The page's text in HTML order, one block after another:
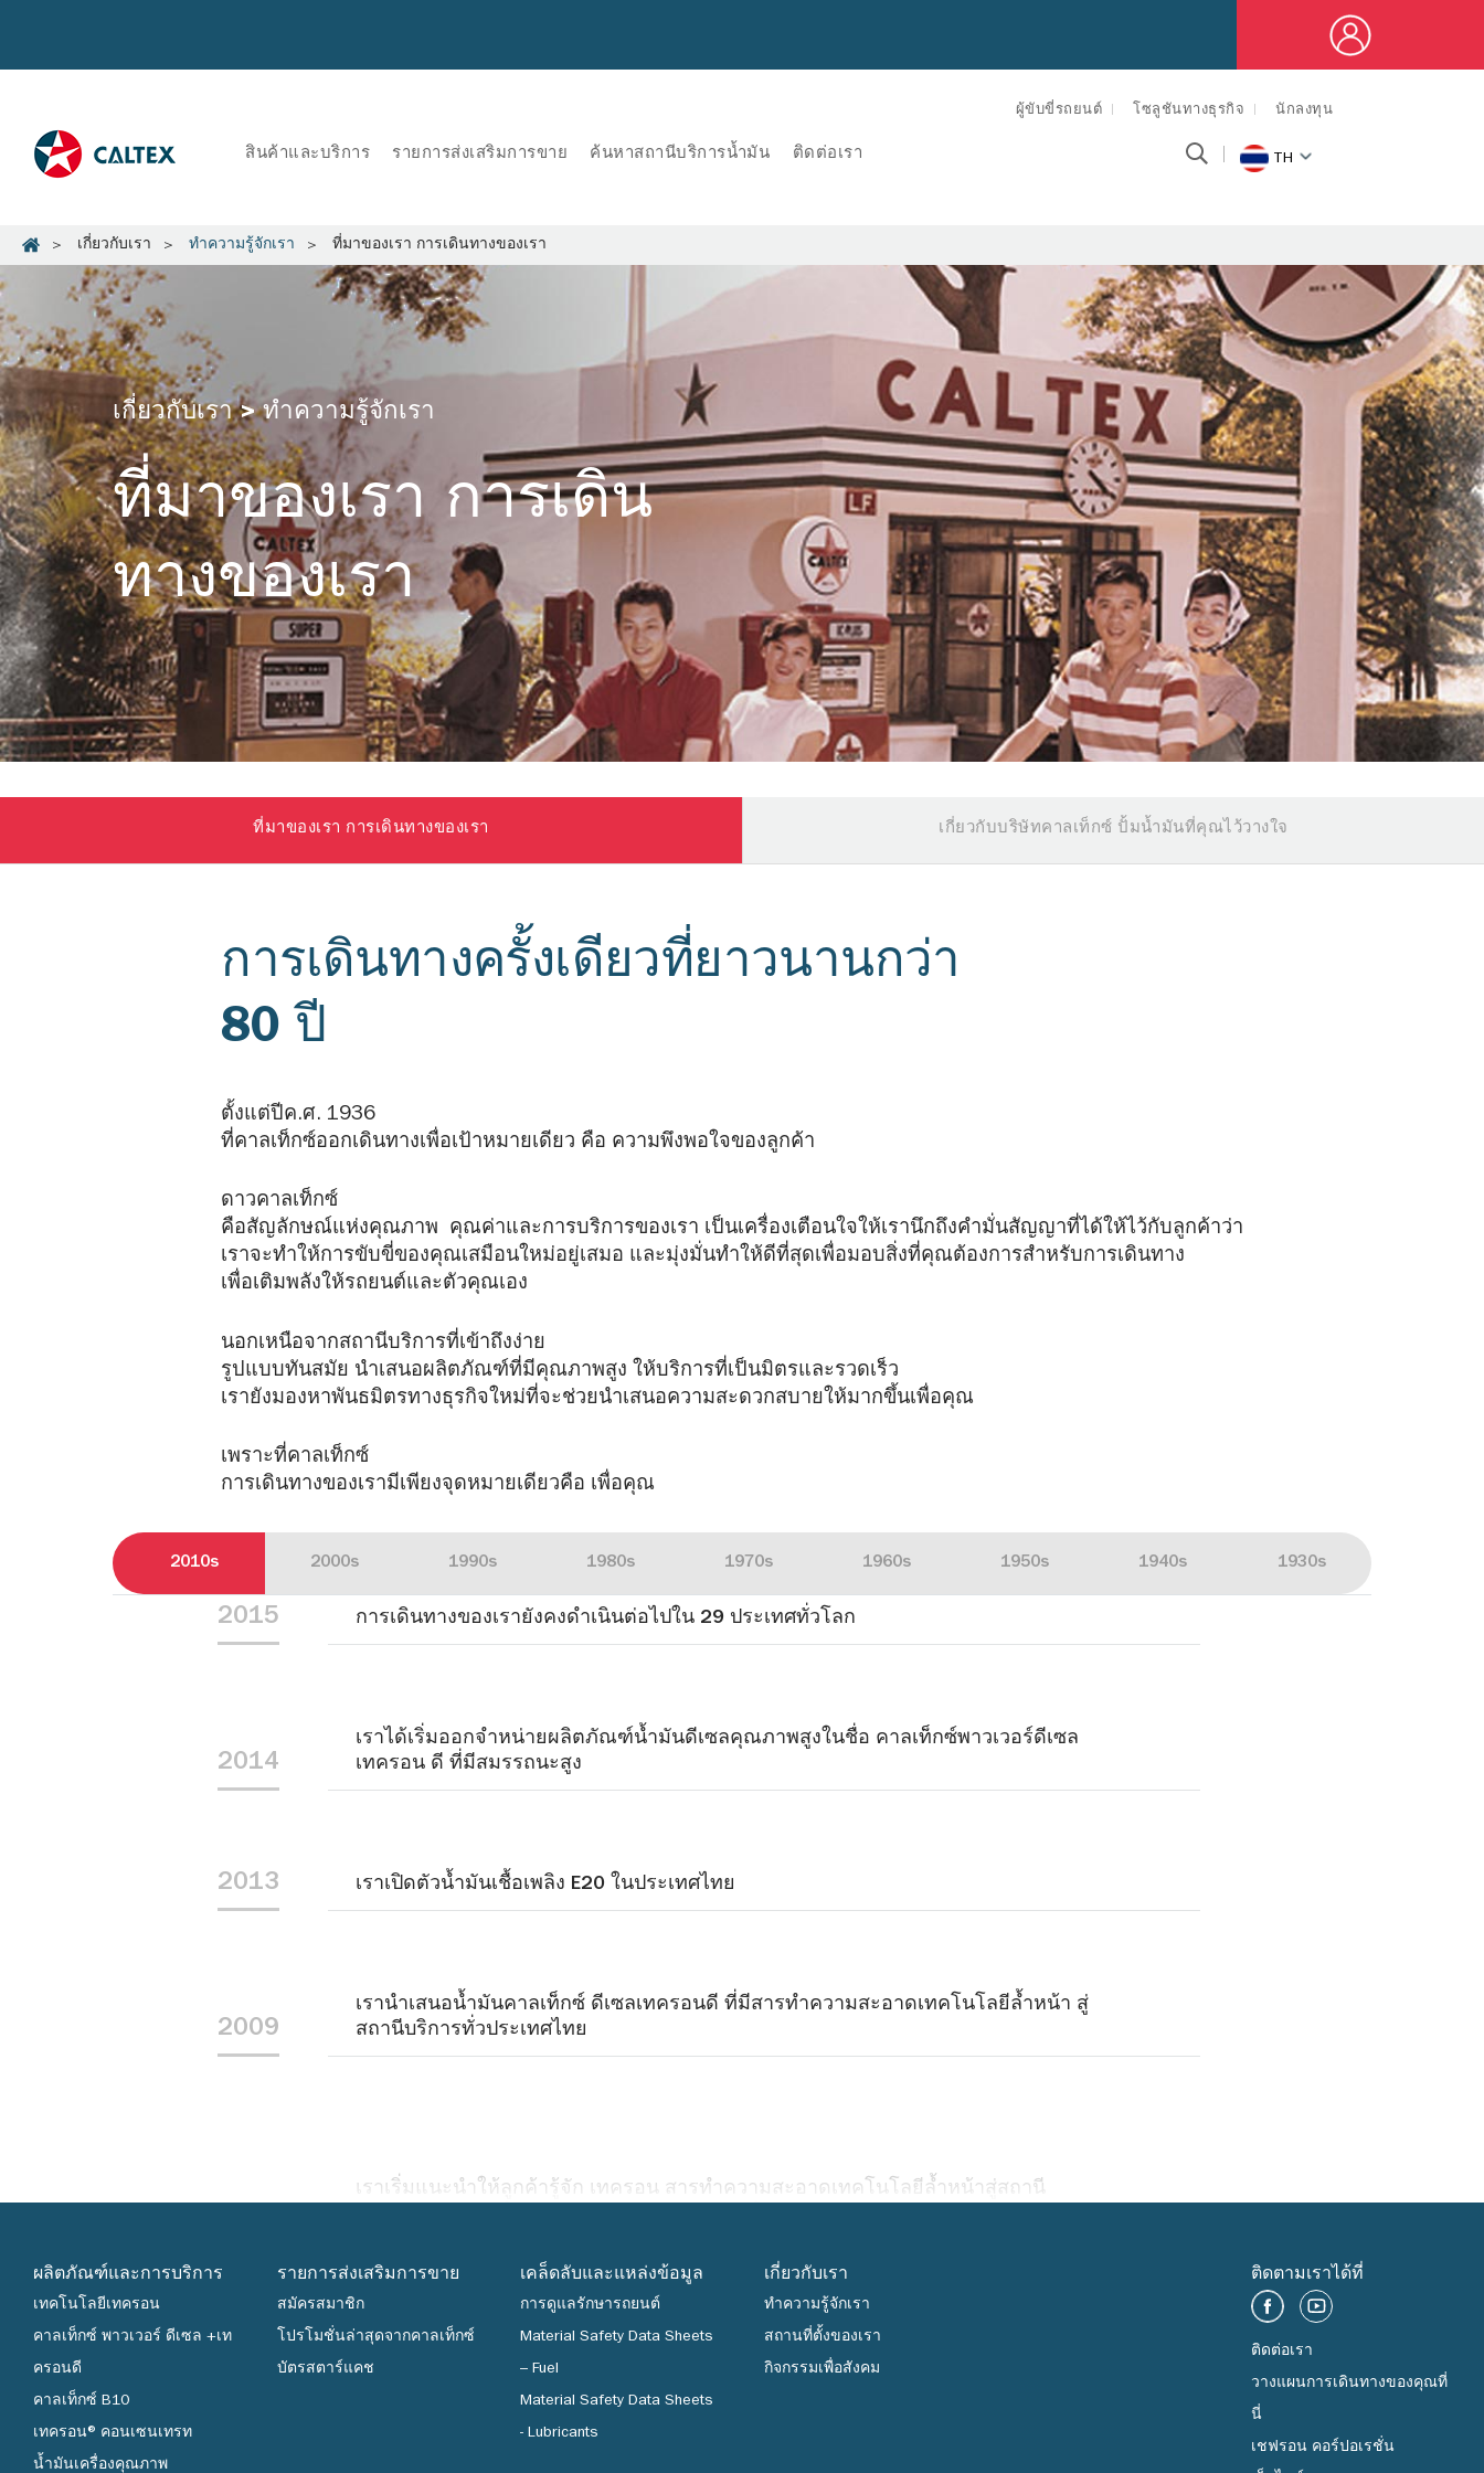
ผู้ขับขี่รถยนต์ โซลูชันทางธุรกิจ นักลงทุน
สินค้าและบริการ รายการส่งเสริมการขาย ค้นหาสถานีบริการน้ำมัน ติดต่อเรา TH
เกี่ยวกับเรา ทำความรู้จักเรา ที่มาของเรา การเดินทางของเรา
เกี่ยวกับเรา > ทำความรู้จักเรา
ที่มาของเรา การเดิน
ทางของเรา
ที่มาของเรา การเดินทางของเรา เกี่ยวกับบริษัทคาลเท็กซ์ ปั้มน้ำมันที่คุณไว้วางใจ
การเดินทางครั้งเดียวที่ยาวนานกว่า
80 ปี
ตั้งแต่ปีค.ศ. 1936
ที่คาลเท็กซ์ออกเดินทางเพื่อเป้าหมายเดียว คือ ความพึงพอใจของลูกค้า
ดาวคาลเท็กซ์
คือสัญลักษณ์แห่งคุณภาพ คุณค่าและการบริการของเรา เป็นเครื่องเตือนใจให้เรานึกถึงคำมั่นสัญญาที่ได้ให้ไว้กับลูกค้าว่า
เราจะทำให้การขับขี่ของคุณเสมือนใหม่อยู่เสมอ และมุ่งมั่นทำให้ดีที่สุดเพื่อมอบสิ่งที่คุณต้องการสำหรับการเดินทาง
เพื่อเติมพลังให้รถยนต์และตัวคุณเอง
นอกเหนือจากสถานีบริการที่เข้าถึงง่าย
รูปแบบทันสมัย นำเสนอผลิตภัณฑ์ที่มีคุณภาพสูง ให้บริการที่เป็นมิตรและรวดเร็ว
เรายังมองหาพันธมิตรทางธุรกิจใหม่ที่จะช่วยนำเสนอความสะดวกสบายให้มากขึ้นเพื่อคุณ
เพราะที่คาลเท็กซ์
การเดินทางของเรามีเพียงจุดหมายเดียวคือ เพื่อคุณ
2010s 2000s 1990s 1980s 1970s 1960s 1950s 1940s 1930s
2015 การเดินทางของเรายังคงดำเนินต่อไปใน 29 ประเทศทั่วโลก
2014
เราได้เริ่มออกจำหน่ายผลิตภัณฑ์น้ำมันดีเซลคุณภาพสูงในชื่อ คาลเท็กซ์พาวเวอร์ดีเซล
เทครอน ดี ที่มีสมรรถนะสูง
2013 เราเปิดตัวน้ำมันเชื้อเพลิง E20 ในประเทศไทย
2009
เรานำเสนอน้ำมันคาลเท็กซ์ ดีเซลเทครอนดี ที่มีสารทำความสะอาดเทคโนโลยีล้ำหน้า สู่
สถานีบริการทั่วประเทศไทย
เราเริ่มแนะนำให้ลูกค้ารู้จัก เทครอน สารทำความสะอาดเทคโนโลยีล้ำหน้าสู่สถานี
2005 ChevronTexaco Corp เปลี่ยนชื่อเป็น Chevron Corporation
ผลิตภัณฑ์และการบริการ
เทคโนโลยีเทครอน
คาลเท็กซ์ พาวเวอร์ ดีเซล +เท
ครอนดี
คาลเท็กซ์ B10
เทครอน® คอนเซนเทรท
น้ำมันเครื่องคุณภาพ
รายการส่งเสริมการขาย
สมัครสมาชิก
โปรโมชั่นล่าสุดจากคาลเท็กซ์
บัตรสตาร์แคช
เคล็ดลับและแหล่งข้อมูล
การดูแลรักษารถยนต์
Material Safety Data Sheets
– Fuel
Material Safety Data Sheets
- Lubricants
เกี่ยวกับเรา
ทำความรู้จักเรา
สถานที่ตั้งของเรา
กิจกรรมเพื่อสังคม
ติดตามเราได้ที่
ติดต่อเรา
วางแผนการเดินทางของคุณที่
นี่
เชฟรอน คอร์ปอเรชั่น